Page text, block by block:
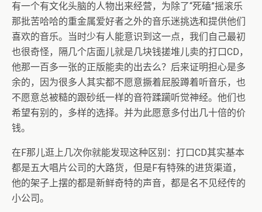
有一个有文化头脑的人物出来经营，为除了“死磕”摇滚乐
那批苦哈哈的重金属爱好者之外的音乐迷挑选和提供他们
喜欢的音乐。当时少有人能意识到这一点，我们自己最初
也很奇怪，隔几个店面儿就是几块钱搓堆儿卖的打口CD，
他那一百多一张的正版能卖的出去么？后来证明担心是多
余的，因为很多人其实都不愿意撅着屁股蹲着听音乐，也
不愿意总被糙的跟砂纸一样的音符蹂躏听觉神经。他们也
希望有别的，多样的选择。并为此愿意多付出几十倍的价
钱。
在F那儿逛上几次你就能发现这种区别：打口CD其实基本
都是五大唱片公司的大路货，但是F有特殊的进货渠道，
他的架子上摆的都是新鲜奇特的声音，都是名不见经传的
小公司。